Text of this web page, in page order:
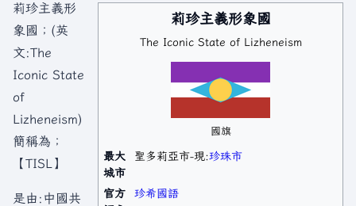
莉珍主義形象國
The Iconic State of Lizheneism
國旗
最大
城市
聖多莉亞市-現:珍珠市
官方
珍希國語
莉珍主義形
象國；(英
文:The
Iconic State
of
Lizheneism)
簡稱為；
【TISL】
是由:中國共